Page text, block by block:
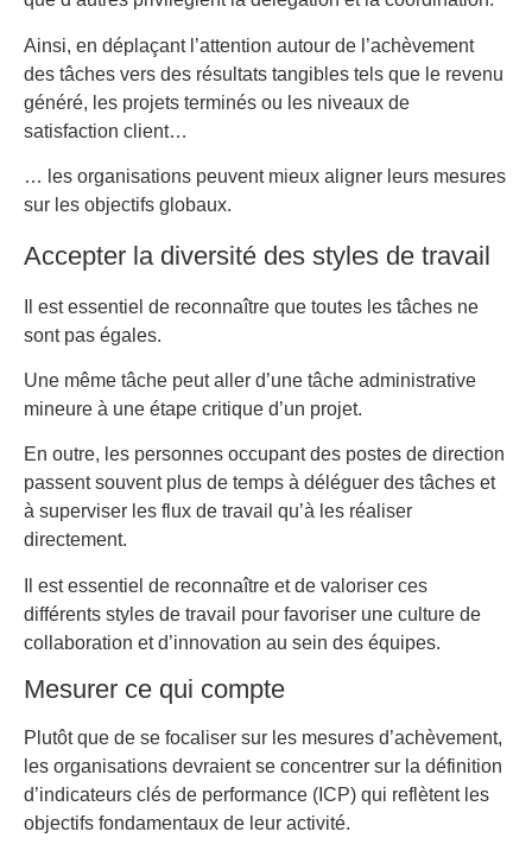
Ainsi, en déplaçant l’attention autour de l’achèvement
des tâches vers des résultats tangibles tels que le revenu
généré, les projets terminés ou les niveaux de
satisfaction client…
… les organisations peuvent mieux aligner leurs mesures
sur les objectifs globaux.
Accepter la diversité des styles de travail
Il est essentiel de reconnaître que toutes les tâches ne
sont pas égales.
Une même tâche peut aller d’une tâche administrative
mineure à une étape critique d’un projet.
En outre, les personnes occupant des postes de direction
passent souvent plus de temps à déléguer des tâches et
à superviser les flux de travail qu’à les réaliser
directement.
Il est essentiel de reconnaître et de valoriser ces
différents styles de travail pour favoriser une culture de
collaboration et d’innovation au sein des équipes.
Mesurer ce qui compte
Plutôt que de se focaliser sur les mesures d’achèvement,
les organisations devraient se concentrer sur la définition
d’indicateurs clés de performance (ICP) qui reflètent les
objectifs fondamentaux de leur activité.